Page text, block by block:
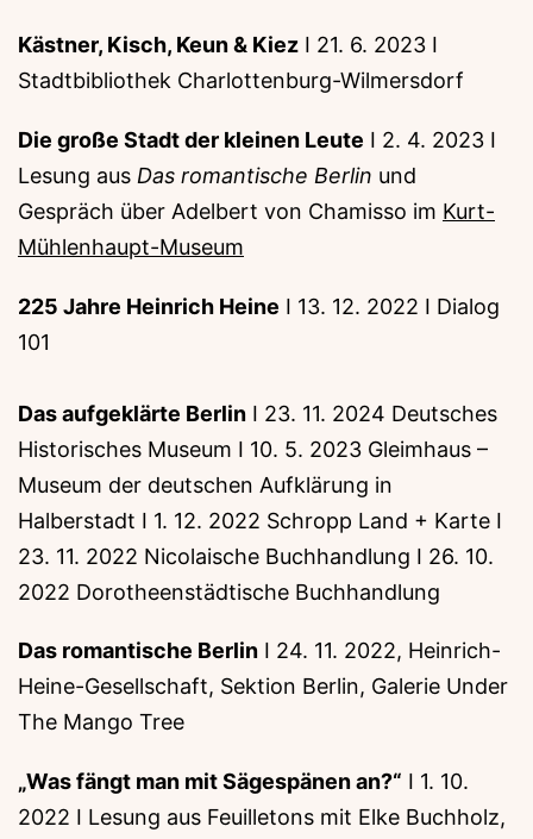
Kästner, Kisch, Keun & Kiez I 21. 6. 2023 I
Stadtbibliothek Charlottenburg-Wilmersdorf
Die große Stadt der kleinen Leute I 2. 4. 2023 I
Lesung aus Das romantische Berlin und
Gespräch über Adelbert von Chamisso im Kurt-
Mühlenhaupt-Museum
225 Jahre Heinrich Heine I 13. 12. 2022 I Dialog
101
Das aufgeklärte Berlin I 23. 11. 2024 Deutsches
Historisches Museum I 10. 5. 2023 Gleimhaus –
Museum der deutschen Aufklärung in
Halberstadt I 1. 12. 2022 Schropp Land + Karte I
23. 11. 2022 Nicolaische Buchhandlung I 26. 10.
2022 Dorotheenstädtische Buchhandlung
Das romantische Berlin I 24. 11. 2022, Heinrich-
Heine-Gesellschaft, Sektion Berlin, Galerie Under
The Mango Tree
„Was fängt man mit Sägespänen an?“ I 1. 10.
2022 I Lesung aus Feuilletons mit Elke Buchholz,